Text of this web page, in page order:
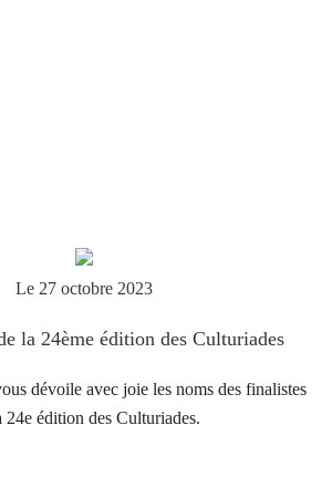
Le 27 octobre 2023
la 24ème édition des Culturiades
dévoile avec joie les noms des finalistes
24e édition des Culturiades.